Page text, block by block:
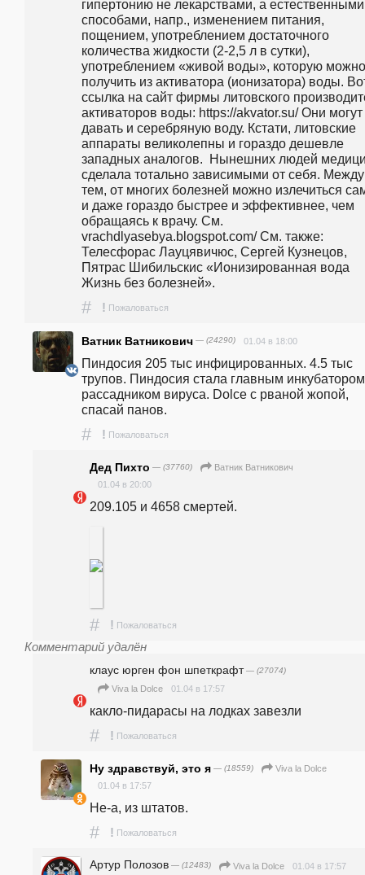
гипертонию не лекарствами, а естественными
способами, напр., изменением питания,
пощением, употреблением достаточного
количества жидкости (2-2,5 л в сутки),
употреблением «живой воды», которую можно
получить из активатора (ионизатора) воды.
ссылка на сайт фирмы литовского
активаторов воды: https://akvator.su/ Они могут
давать и серебряную воду. Кстати, литовские
аппараты великолепны и гораздо дешевле
западных аналогов.  Нынешних людей
сделала тотально зависимыми от себя. Между
тем, от многих болезней можно излечиться
и даже гораздо быстрее и эффективнее, чем
обращаясь к врачу. См.
vrachdlyasebya.blogspot.com/ См. также:
Телесфорac Лауцявичюс, Сергей Кузнецов,
Пятрас Шибильскис «Ионизированная вода
Жизнь без болезней».
# ! Пожаловаться
Ватник Ватникович — (24290) 01.04 в 18:00
Пиндосия 205 тыс инфицированных. 4.5 тыс
трупов. Пиндосия стала главным
рассадником вируса. Dolce с рваной жопой,
спасай панов.
# ! Пожаловаться
Дед Пихто — (37760)
Ватник Ватникович
01.04 в 20:00
209.105 и 4658 смертей.
# ! Пожаловаться
Комментарий удалён
клаус юрген фон шпеткрафт— (27074)
Viva la Dolce 01.04 в 17:57
какло-пидарасы на лодках завезли
# ! Пожаловаться
Ну здравствуй, это я — (18559)
Viva la Dolce
01.04 в 17:57
Не-а, из штатов.
# ! Пожаловаться
Артур Полозов — (12483) Viva la Dolce 01.04 в 17:57